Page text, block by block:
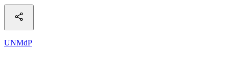
UNMdP